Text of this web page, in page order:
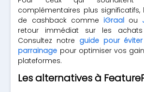
complémentaires plus significatifs,
de cashback comme iGraalou
retour immédiat sur les
Consultez notre guide pour
parrainage pour optimiser vos
plateformes.
Les alternatives à